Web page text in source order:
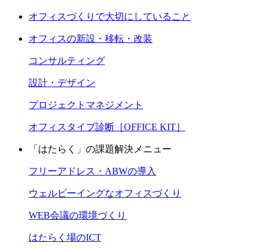
オフィスづくりで大切にしていること
オフィスの新設・移転・改装
コンサルティング
設計・デザイン
プロジェクトマネジメント
オフィスタイプ診断［OFFICE KIT］
「はたらく」の課題解決メニュー
フリーアドレス・ABWの導入
ウェルビーイングなオフィスづくり
WEB会議の環境づくり
はたらく場のICT